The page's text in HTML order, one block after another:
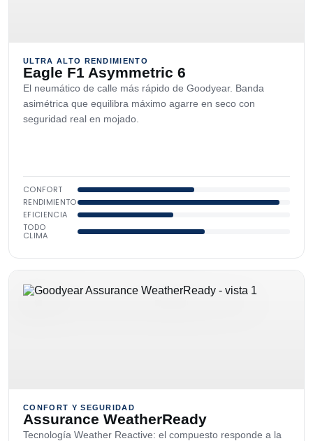
ULTRA ALTO RENDIMIENTO
Eagle F1 Asymmetric 6
El neumático de calle más rápido de Goodyear. Banda
asimétrica que equilibra máximo agarre en seco con
seguridad real en mojado.
CONFORT
RENDIMIENTO
EFICIENCIA
TODO
CLIMA
CONFORT Y SEGURIDAD
Assurance WeatherReady
Tecnología Weather Reactive: el compuesto responde a la